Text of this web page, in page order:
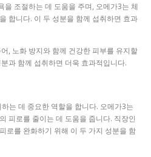
을 조절하는 데 도움을 주며, 오메가3는 체
합니다. 이 두 성분을 함께 섭취하면 효과
, 노화 방지와 함께 건강한 피부를 유지할
과 함께 섭취하면 더욱 효과적입니다.
는 데 중요한 역할을 합니다. 오메가3는
피로를 줄이는 데 도움을 줍니다. 직장인
로를 완화하기 위해 이 두 가지 성분을 함